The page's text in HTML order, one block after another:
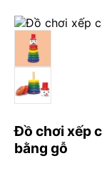
Đồ chơi xếp
bằng gỗ